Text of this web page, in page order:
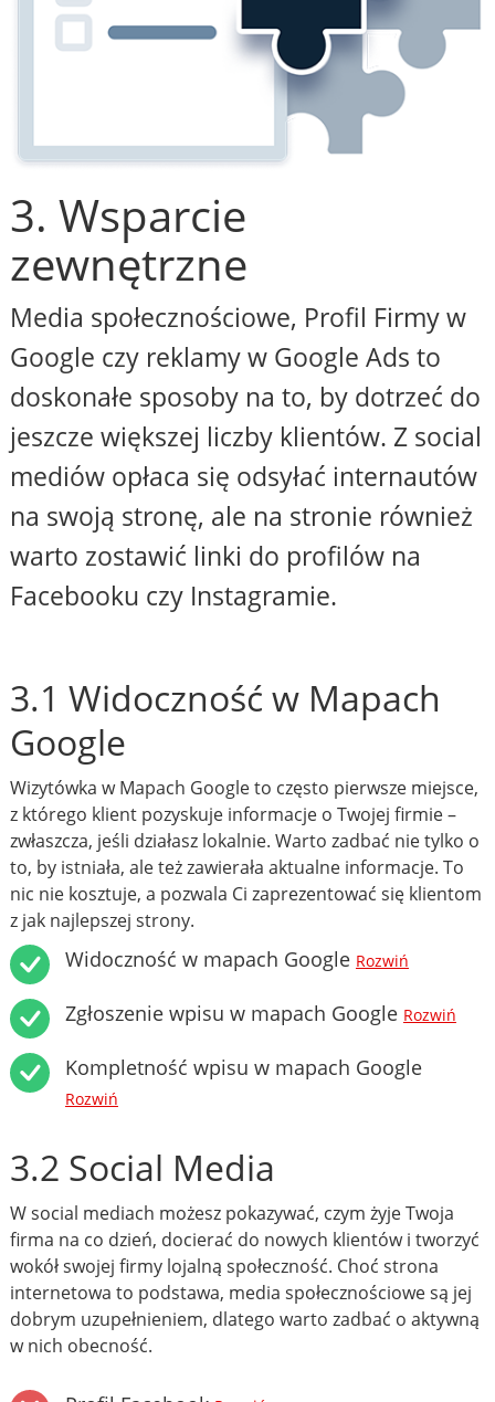
3. Wsparcie
zewnętrzne
Media społecznościowe, Profil Firmy w
Google czy reklamy w Google Ads to
doskonałe sposoby na to, by dotrzeć do
jeszcze większej liczby klientów. Z social
mediów opłaca się odsyłać internautów
na swoją stronę, ale na stronie również
warto zostawić linki do profilów na
Facebooku czy Instagramie.
3.1 Widoczność w Mapach
Google
Wizytówka w Mapach Google to często pierwsze miejsce,
z którego klient pozyskuje informacje o Twojej firmie –
zwłaszcza, jeśli działasz lokalnie. Warto zadbać nie tylko o
to, by istniała, ale też zawierała aktualne informacje. To
nic nie kosztuje, a pozwala Ci zaprezentować się klientom
z jak najlepszej strony.
Widoczność w mapach Google Rozwiń
Zgłoszenie wpisu w mapach Google Rozwiń
Kompletność wpisu w mapach Google
Rozwiń
3.2 Social Media
W social mediach możesz pokazywać, czym żyje Twoja
firma na co dzień, docierać do nowych klientów i tworzyć
wokół swojej firmy lojalną społeczność. Choć strona
internetowa to podstawa, media społecznościowe są jej
dobrym uzupełnieniem, dlatego warto zadbać o aktywną
w nich obecność.